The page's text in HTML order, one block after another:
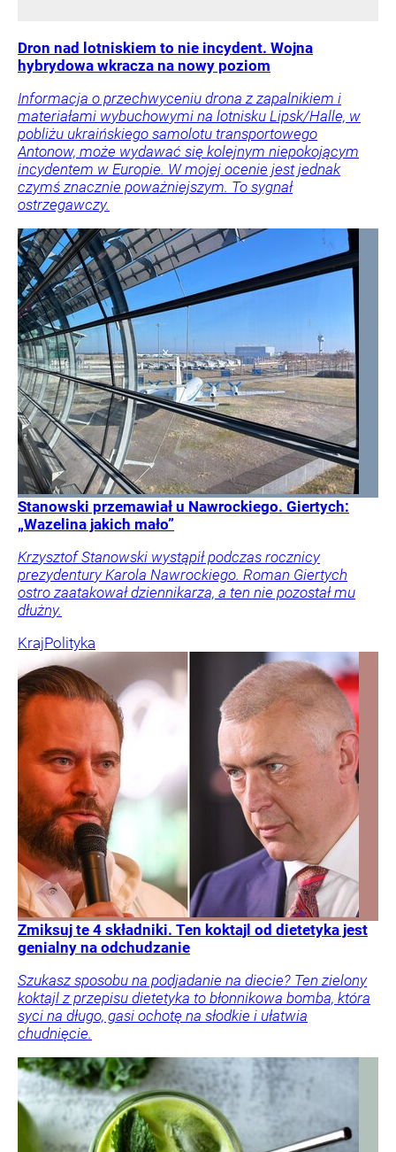
Dron nad lotniskiem to nie incydent. Wojna
hybrydowa wkracza na nowy poziom
Informacja o przechwyceniu drona z zapalnikiem i
materiałami wybuchowymi na lotnisku Lipsk/Halle, w
pobliżu ukraińskiego samolotu transportowego
Antonow, może wydawać się kolejnym niepokojącym
incydentem w Europie. W mojej ocenie jest jednak
czymś znacznie poważniejszym. To sygnał
ostrzegawczy.
Stanowski przemawiał u Nawrockiego. Giertych:
„Wazelina jakich mało”
Krzysztof Stanowski wystąpił podczas rocznicy
prezydentury Karola Nawrockiego. Roman Giertych
ostro zaatakował dziennikarza, a ten nie pozostał mu
dłużny.
KrajPolityka
Zmiksuj te 4 składniki. Ten koktajl od dietetyka jest
genialny na odchudzanie
Szukasz sposobu na podjadanie na diecie? Ten zielony
koktajl z przepisu dietetyka to błonnikowa bomba, która
syci na długo, gasi ochotę na słodkie i ułatwia
chudnięcie.